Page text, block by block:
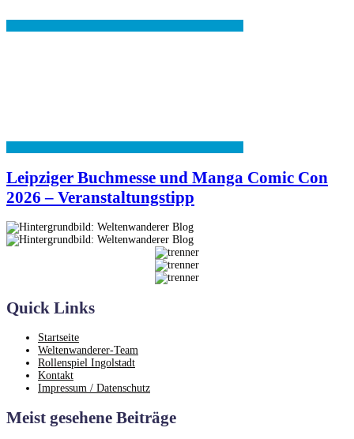
Leipziger Buchmesse und Manga Comic Con
2026 – Veranstaltungstipp
Quick Links
Startseite
Weltenwanderer-Team
Rollenspiel Ingolstadt
Kontakt
Impressum / Datenschutz
Meist gesehene Beiträge